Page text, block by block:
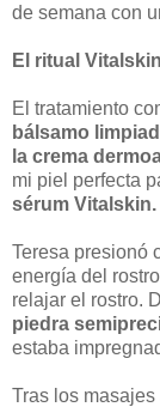
de semana con
El ritual Vitalskin
El tratamiento
bálsamo
la crema
mi piel perfecta
sérum Vitalskin.
Teresa presionó
energía del
relajar el rostro.
piedra
estaba
Tras los